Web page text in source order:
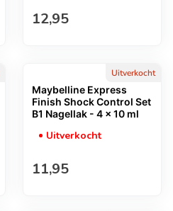
Normale prijs
12,95
Uitverkocht
Maybelline Express
Finish Shock Control Set
B1 Nagellak - 4 x 10 ml
Uitverkocht
Normale prijs
11,95